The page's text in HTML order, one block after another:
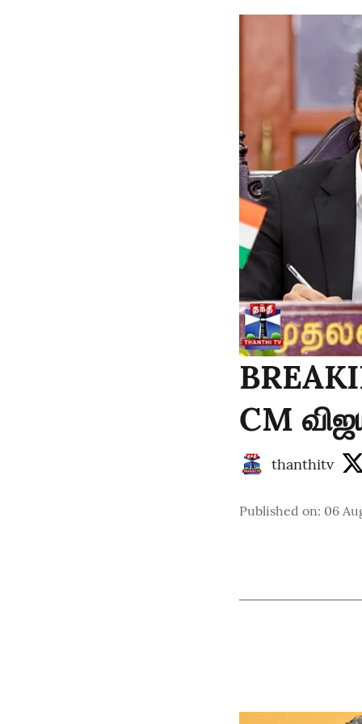
CM
thanthitv
Published on: 06